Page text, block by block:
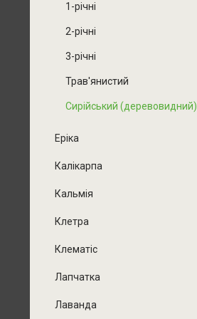
1-річні
2-річні
3-річні
Трав'янистий
Сирійський (деревовидний)
Еріка
Калікарпа
Кальмія
Клетра
Клематіс
Лапчатка
Лаванда